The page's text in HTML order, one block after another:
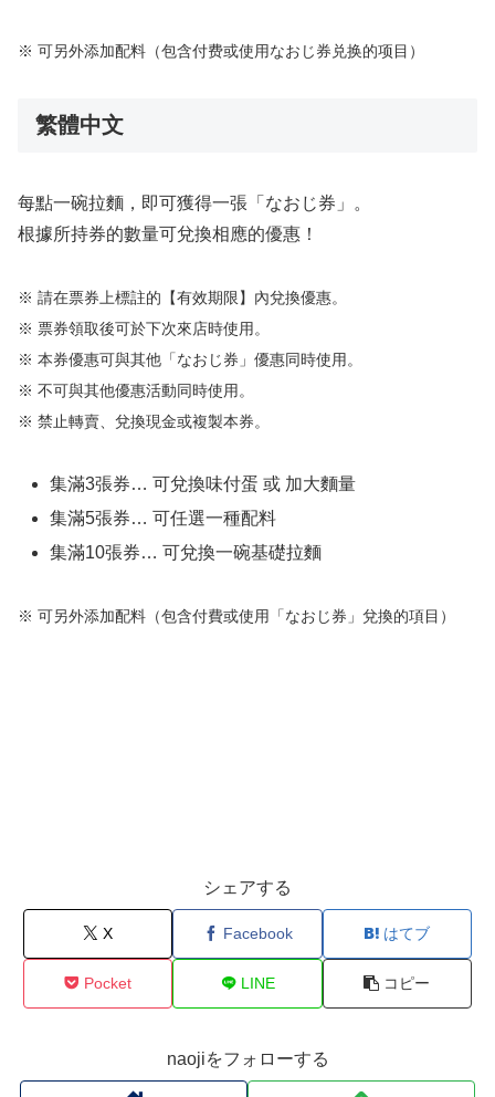
※ 可另外添加配料（包含付费或使用なおじ券兑换的项目）
繁體中文
每點一碗拉麵，即可獲得一張「なおじ券」。
根據所持券的數量可兌換相應的優惠！
※ 請在票券上標註的【有效期限】內兌換優惠。
※ 票券領取後可於下次來店時使用。
※ 本券優惠可與其他「なおじ券」優惠同時使用。
※ 不可與其他優惠活動同時使用。
※ 禁止轉賣、兌換現金或複製本券。
集滿3張券… 可兌換味付蛋 或 加大麵量
集滿5張券… 可任選一種配料
集滿10張券… 可兌換一碗基礎拉麵
※ 可另外添加配料（包含付費或使用「なおじ券」兌換的項目）
シェアする
X Facebook はてブ
Pocket LINE コピー
naojiをフォローする